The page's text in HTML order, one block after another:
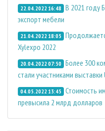
22.04.2022 16:48 В 2021 году
экспорт мебели
21.04.2022 18:05
Xylexpo 2022
20.04.2022 07:50 Более 300
стали участниками выставки
04.05.2022 13:45 Стоимость
превысила 2 млрд долларов